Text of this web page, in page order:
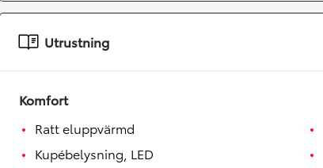
Från 360 900 kr
Toyota GR Supra
Utrustning
Komfort
Ratt eluppvärmd
Kupébelysning, LED